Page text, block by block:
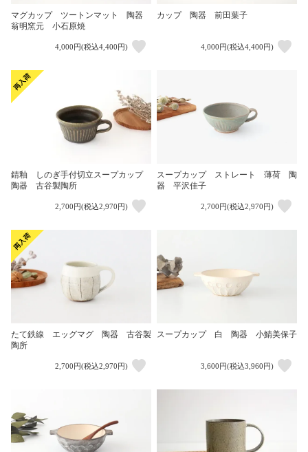
マグカップ ツートンマット 陶器
翁明窯元 小石原焼
4,000円(税込4,400円)
カップ 陶器 前田葉子
4,000円(税込4,400円)
錆釉 しのぎ手付切立スープカップ
陶器 古谷製陶所
2,700円(税込2,970円)
スープカップ ストレート 薄荷 陶
器 平沢佳子
2,700円(税込2,970円)
たて鉄線 エッグマグ 陶器 古谷製
陶所
2,700円(税込2,970円)
スープカップ 白 陶器 小鯖美保子
3,600円(税込3,960円)